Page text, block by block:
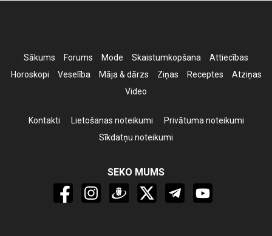
Sākums Forums Mode Skaistumkopšana
Attiecības
Horoskopi
Veselība Māja & dārzs Ziņas Receptes
Atziņas
Video
Kontakti Lietošanas noteikumi
Privātuma noteikumi
Sīkdatņu noteikumi
SEKO MUMS